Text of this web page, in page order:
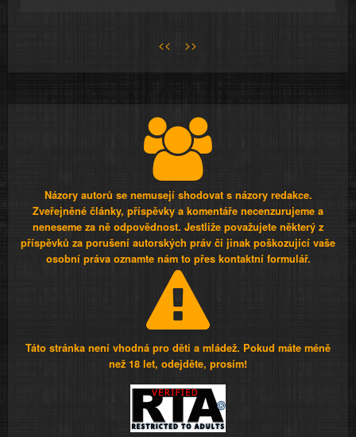
<< >>
Názory autorů se nemusejí shodovat s názory redakce.
Zveřejněné články, příspěvky a komentáře necenzurujeme a
neneseme za ně odpovědnost. Jestliže považujete některý z
příspěvků za porušení autorských práv či jinak poškozující vaše
osobní práva oznamte nám to přes kontaktní formulář.
Táto stránka není vhodná pro děti a mládež. Pokud máte méně
než 18 let, odejděte, prosím!